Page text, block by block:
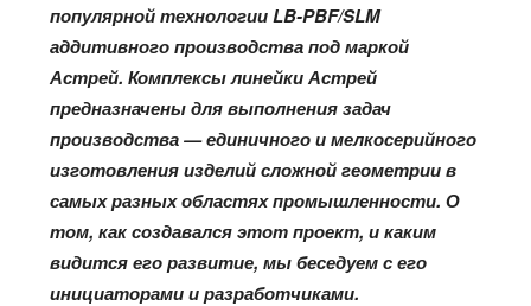
популярной технологии LB-PBF/SLM
аддитивного производства под маркой
Астрей. Комплексы линейки Астрей
предназначены для выполнения задач
производства — единичного и мелкосерийного
изготовления изделий сложной геометрии в
самых разных областях промышленности. О
том, как создавался этот проект, и каким
видится его развитие, мы беседуем с его
инициаторами и разработчиками.